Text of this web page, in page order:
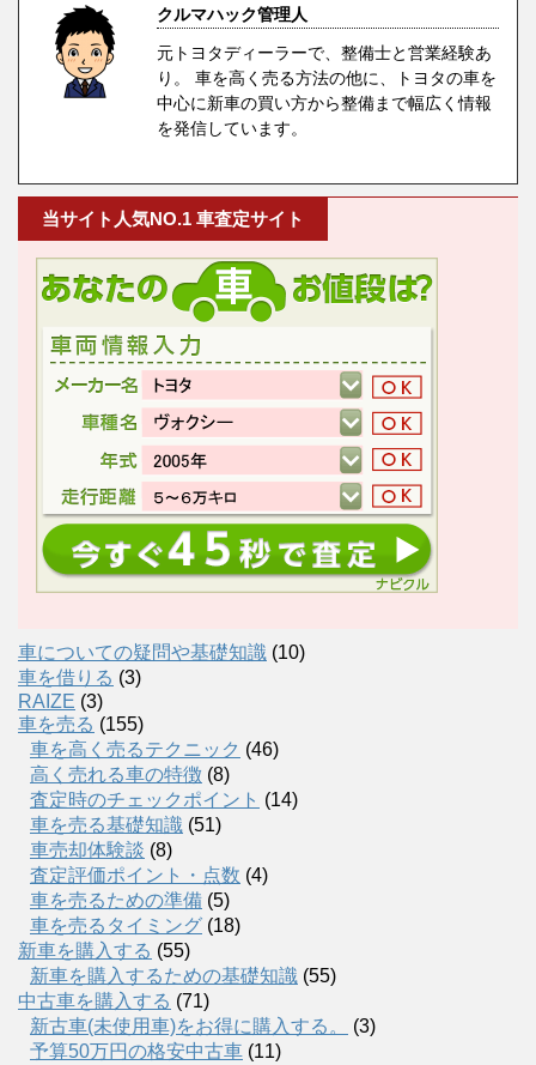
クルマハック管理人
元トヨタディーラーで、整備士と営業経験あ
り。 車を高く売る方法の他に、トヨタの車を
中心に新車の買い方から整備まで幅広く情報
を発信しています。
当サイト人気NO.1 車査定サイト
車についての疑問や基礎知識 (10)
車を借りる (3)
RAIZE (3)
車を売る (155)
車を高く売るテクニック (46)
高く売れる車の特徴 (8)
査定時のチェックポイント (14)
車を売る基礎知識 (51)
車売却体験談 (8)
査定評価ポイント・点数 (4)
車を売るための準備 (5)
車を売るタイミング (18)
新車を購入する (55)
新車を購入するための基礎知識 (55)
中古車を購入する (71)
新古車(未使用車)をお得に購入する。
(3)
予算50万円の格安中古車 (11)